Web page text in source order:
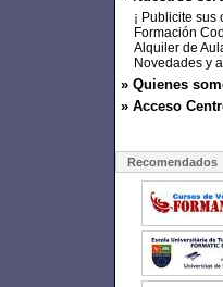
¡ Publicite sus
Formación
Alquiler de
Novedades y
» Quienes
» Acceso
Recomendados